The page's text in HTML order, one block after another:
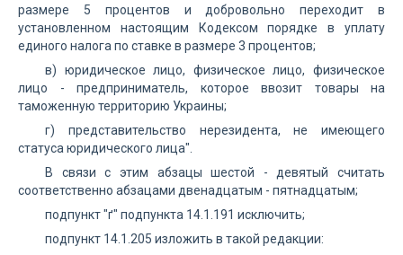
размере 5 процентов и добровольно переходит в
установленном настоящим Кодексом порядке в уплату
единого налога по ставке в размере 3 процентов;
в) юридическое лицо, физическое лицо, физическое
лицо - предприниматель, которое ввозит товары на
таможенную территорию Украины;
г) представительство нерезидента, не имеющего
статуса юридического лица".
В связи с этим абзацы шестой - девятый считать
соответственно абзацами двенадцатым - пятнадцатым;
подпункт "ґ" подпункта 14.1.191 исключить;
подпункт 14.1.205 изложить в такой редакции: